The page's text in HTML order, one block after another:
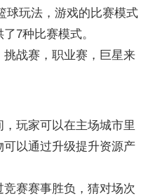
球玩法，游戏的比赛模式
7种比赛模式。
战赛，职业赛，巨星来
玩家可以在主场城市里
以通过升级提升资源产
赛赛事胜负，猜对场次